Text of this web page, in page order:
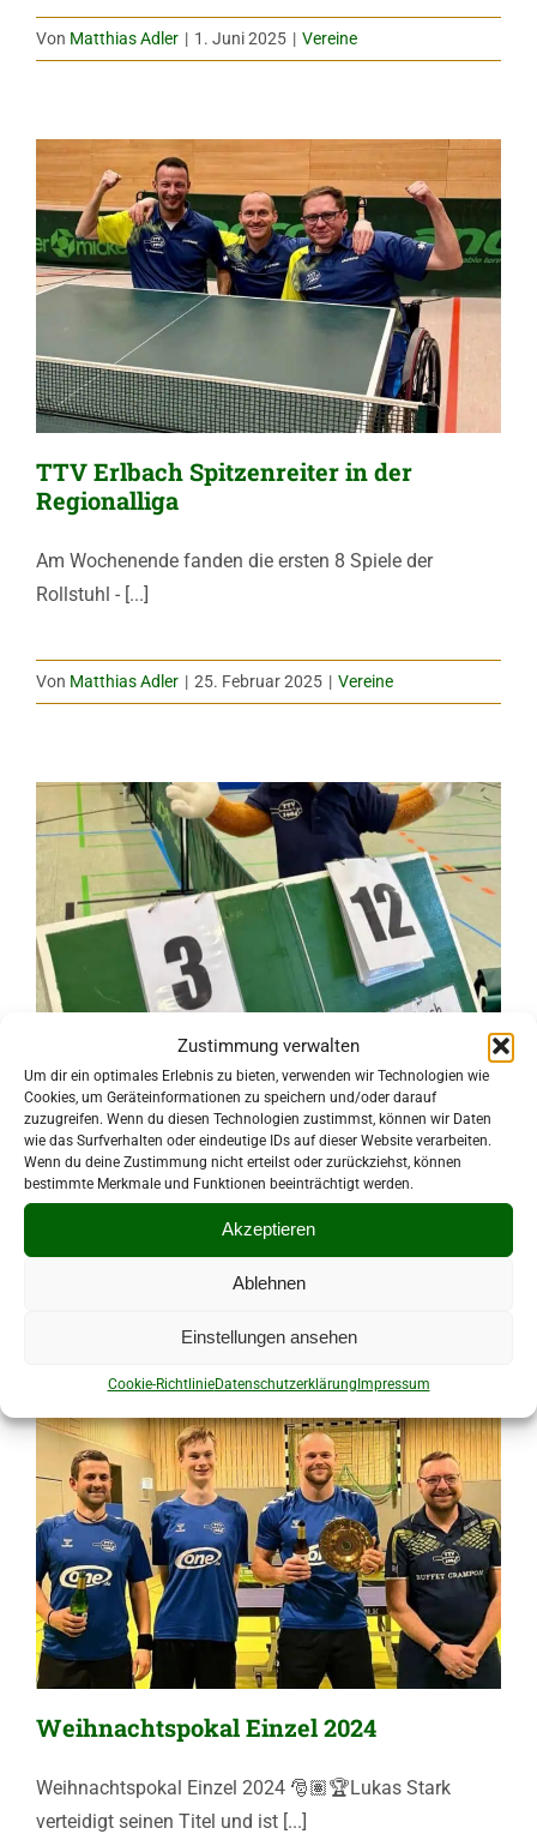
Zustimmung verwalten
Um dir ein optimales Erlebnis zu bieten, verwenden wir Technologien wie
Cookies, um Geräteinformationen zu speichern und/oder darauf
zuzugreifen. Wenn du diesen Technologien zustimmst, können wir Daten
wie das Surfverhalten oder eindeutige IDs auf dieser Website verarbeiten.
Wenn du deine Zustimmung nicht erteilst oder zurückziehst, können
bestimmte Merkmale und Funktionen beeinträchtigt werden.
Akzeptieren
Ablehnen
Einstellungen ansehen
Cookie-RichtlinieDatenschutzerklärungImpressum
Von Matthias Adler | 1. Juni 2025 | Vereine
TTV Erlbach Spitzenreiter in der
Regionalliga
Am Wochenende fanden die ersten 8 Spiele der
Rollstuhl - [...]
Von Matthias Adler | 25. Februar 2025 | Vereine
TTV Erlbach feiert Auswärtssieg
🏓 TTV holt Auswärtssieg in Lengenfeld 🏓 VfB
Lengenfeld 1908 [...]
19. Februar 2025
Weihnachtspokal Einzel 2024
Weihnachtspokal Einzel 2024 🎅🏽🏆Lukas Stark
verteidigt seinen Titel und ist [...]